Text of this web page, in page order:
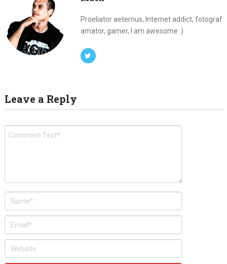
Proeliator aeternus, Internet addict, fotograf
amator, gamer, I am awesome :)
Leave a Reply